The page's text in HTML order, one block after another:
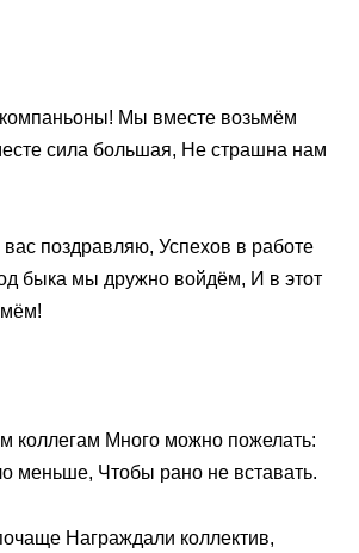
компаньоны! Мы вместе возьмём
сила большая, Не страшна нам
поздравляю, Успехов в работе
быка мы дружно войдём, И в этот
коллегам Много можно пожелать:
меньше, Чтобы рано не вставать.
Награждали коллектив,